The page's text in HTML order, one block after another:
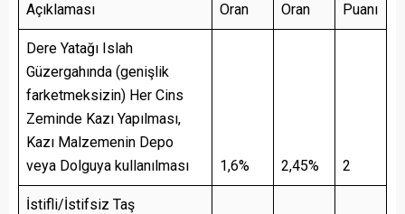
Açıklaması
Oran
Oran
Puanı
Dere Yatağı Islah
Güzergahında (genişlik
farketmeksizin) Her Cins
Zeminde Kazı Yapılması,
Kazı Malzemenin Depo
veya Dolguya kullanılması
1,6% 2,45% 2
İstifli/İstifsiz Taş